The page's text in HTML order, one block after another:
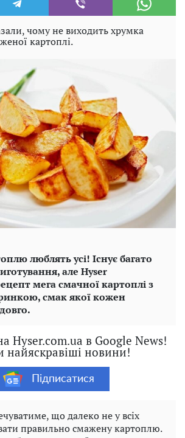
чому не виходить хрумка
картоплі.
люблять усі! Існує багато
але Hyser
мега смачної картоплі з
смак якої кожен
Hyser.com.ua в Google News!
найяскравіші новини!
Підписатися
що далеко не у всіх
правильно смажену картоплю.